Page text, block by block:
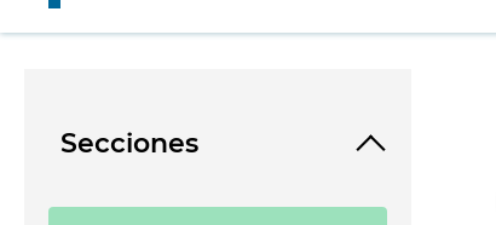
Secciones